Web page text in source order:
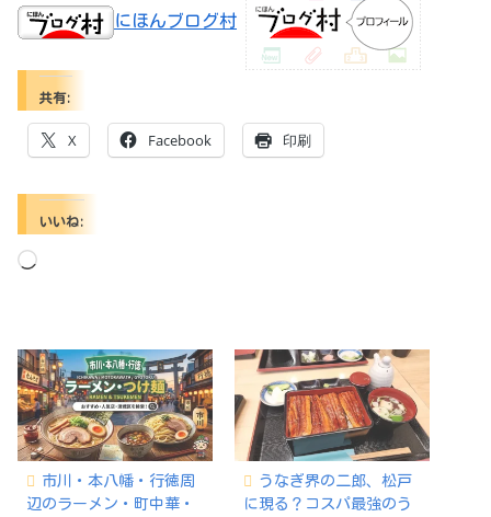
にほんブログ村
共有:
X Facebook 印刷
いいね:
読
み
中…
市川・本八幡・行徳周
辺のラーメン・町中華・
うなぎ界の二郎、松戸
に現る？コスパ最強のう